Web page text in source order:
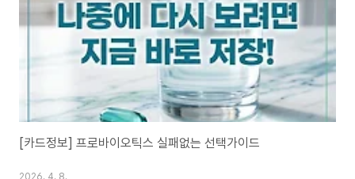
제거 및 항염 ..
[카드정보] 프로바이오틱스 실패없는 선택가이드